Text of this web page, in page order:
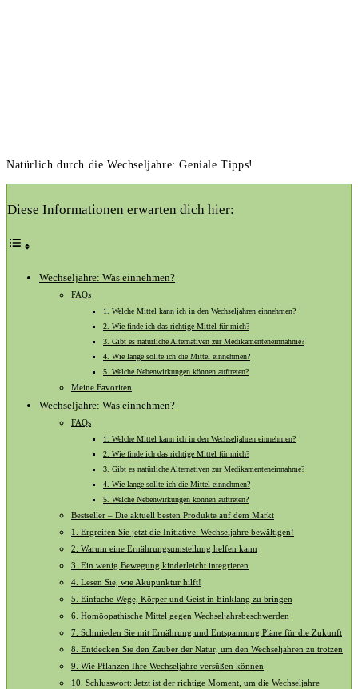
Natürlich durch die Wechseljahre: Geniale Tipps!
Diese Informationen erwarten dich hier:
Wechseljahre: Was einnehmen?
FAQs
1. Welche Mittel kann ich in den Wechseljahren einnehmen?
2. Wie finde ich das richtige Mittel für mich?
3. Gibt es natürliche Alternativen zur Medikamenteneinnahme?
4. Wie lange sollte ich die Mittel einnehmen?
5. Welche Nebenwirkungen können auftreten?
Meine Favoriten
Wechseljahre: Was einnehmen?
FAQs
1. Welche Mittel kann ich in den Wechseljahren einnehmen?
2. Wie finde ich das richtige Mittel für mich?
3. Gibt es natürliche Alternativen zur Medikamenteneinnahme?
4. Wie lange sollte ich die Mittel einnehmen?
5. Welche Nebenwirkungen können auftreten?
Bestseller – Die‌ aktuell besten Produkte auf dem Markt
1.​ Ergreifen Sie ‍jetzt die‍ Initiative: Wechseljahre ‌bewältigen!
2. Warum eine Ernährungsumstellung‌ helfen kann
3. Ein wenig Bewegung ‌kinderleicht integrieren
4. ‍Lesen Sie, wie Akupunktur ⁤hilft!
5. Einfache‌ Wege, ​Körper⁢ und Geist ​in Einklang ⁢zu bringen
6. Homöopathische⁤ Mittel⁣ gegen Wechseljahrsbeschwerden
7. Schmieden‍ Sie⁣ mit‍ Ernährung und Entspannung ⁢Pläne für ⁢die​ Zukunft
8. Entdecken Sie den Zauber‌ der ⁣Natur, um ‍den Wechseljahren zu trotzen
9. ⁤Wie​ Pflanzen⁢ Ihre Wechseljahre versüßen‌ können
10. Schlusswort: Jetzt ist der richtige Moment, ​um die ​Wechseljahre